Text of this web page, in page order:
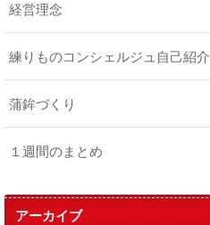
経営理念
練りものコンシェルジュ自己紹介
蒲鉾づくり
１週間のまとめ
アーカイブ